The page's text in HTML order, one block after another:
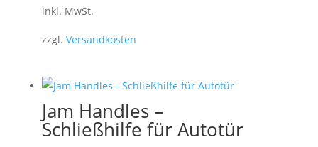
mehrere
auf.
Die
Optionen
können
inkl. MwSt.
zzgl. Versandkosten
Jam Handles –
Schließhilfe für Autotür